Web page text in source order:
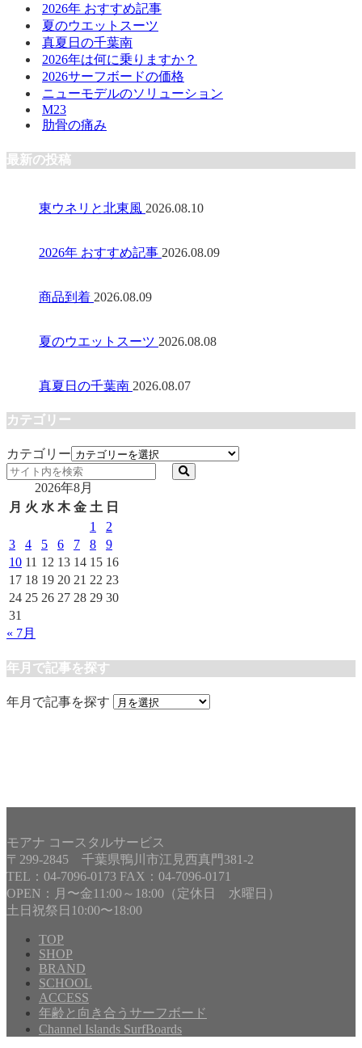
2026年 おすすめ記事
夏のウエットスーツ
真夏日の千葉南
2026年は何に乗りますか？
2026サーフボードの価格
ニューモデルのソリューション
M23
肋骨の痛み
最新の投稿
東ウネリと北東風 2026.08.10
2026年 おすすめ記事 2026.08.09
商品到着 2026.08.09
夏のウエットスーツ 2026.08.08
真夏日の千葉南 2026.08.07
カテゴリー
カテゴリー
2026年8月
月 火 水 木 金 土 日
1
2
3
4 5 6 7 8
9
10 11 12 13 14 15 16
17 18 19 20 21 22 23
24 25 26 27 28 29 30
31
« 7月
年月で記事を探す
年月で記事を探す
モアナ コースタルサービス
〒299-2845 千葉県鴨川市江見西真門381-2
TEL：04-7096-0173 FAX：04-7096-0171
OPEN：月〜金11:00～18:00（定休日 水曜日）
土日祝祭日10:00〜18:00
TOP
SHOP
BRAND
SCHOOL
ACCESS
年齢と向き合うサーフボード
Channel Islands SurfBoards
Copyright©MOANA COASTAL SERVICE
Reserved.